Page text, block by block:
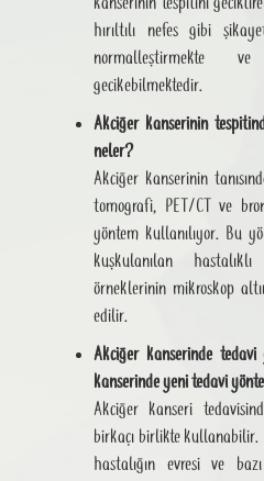
hırıltılı nefes gibi
normalleştirmekte
gecikebilmektedir.
Akciğer kanserinin
neler?
Akciğer kanserinin
tomografi, PET/CT ve
yöntem kullanılıyor. Bu
kuşkulanılan
örneklerinin mikroskop
edilir.
Akciğer kanserinde
kanserinde yeni tedavi
Akciğer kanseri
birkaçı birlikte kullanabilir.
hastalığın evresi ve